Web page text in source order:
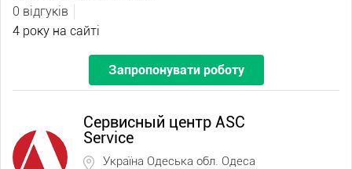
0 відгуків
4 року на сайті
Запропонувати роботу
Сервисный центр ASC
Service
Україна Одеська обл. Одеса